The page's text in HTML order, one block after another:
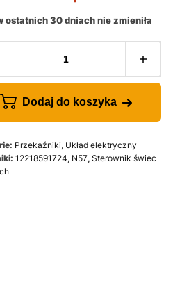
ostatnich 30 dniach nie zmieniła
Dodaj do koszyka
Przekaźniki, Układ elektryczny
12218591724, N57, Sterownik świec